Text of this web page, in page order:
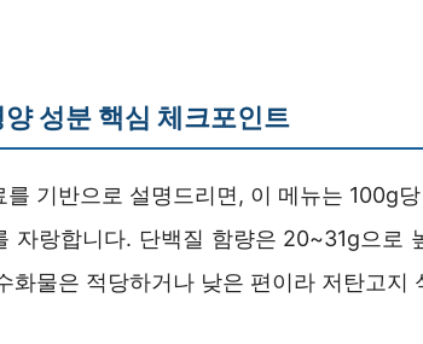
성분 핵심 체크포인트
를 기반으로 설명드리면, 이 메뉴는 100g
자랑합니다. 단백질 함량은 20~31g으로
화물은 적당하거나 낮은 편이라 저탄고지